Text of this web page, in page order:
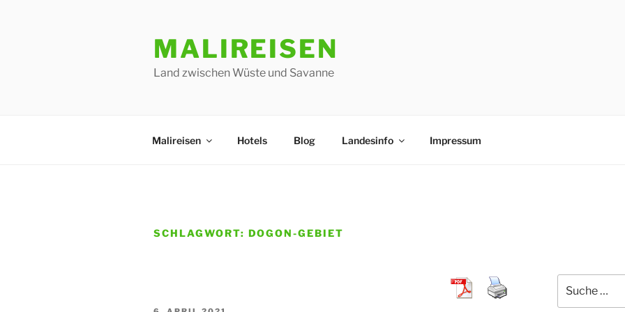
MALIREISEN
Land zwischen Wüste und Savanne
Malireisen Hotels Blog Landesinfo Impressum
SCHLAGWORT: DOGON-GEBIET
nach: